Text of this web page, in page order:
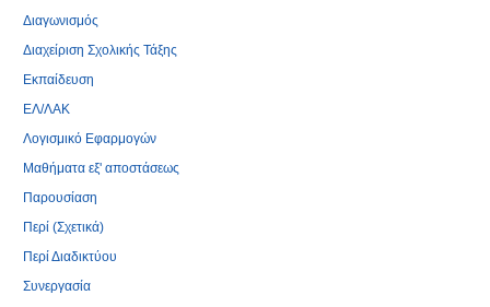
Διαγωνισμός
Διαχείριση Σχολικής Τάξης
Εκπαίδευση
ΕΛ/ΛΑΚ
Λογισμικό Εφαρμογών
Μαθήματα εξ' αποστάσεως
Παρουσίαση
Περί (Σχετικά)
Περί Διαδικτύου
Συνεργασία